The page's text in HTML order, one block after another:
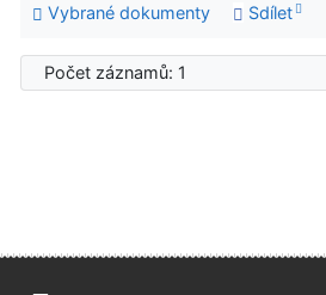
Vybrané dokumenty
Sdílet
Počet záznamů: 1